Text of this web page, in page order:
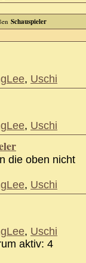
Schauspieler
, Uschi
, Uschi
die oben nicht
, Uschi
, Uschi
aktiv: 4